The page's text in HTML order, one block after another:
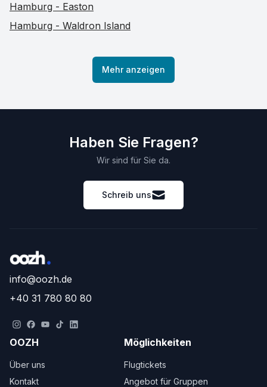
Hamburg - Easton
Hamburg - Waldron Island
Mehr anzeigen
Haben Sie Fragen?
Wir sind für Sie da.
Schreib uns
info@oozh.de
+40 31 780 80 80
OOZH
Über uns
Kontakt
Möglichkeiten
Flugtickets
Angebot für Gruppen